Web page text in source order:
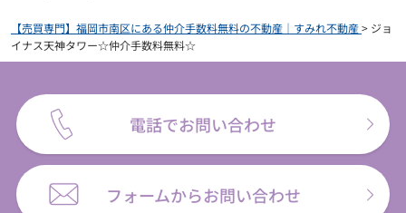
【売買専門】福岡市南区にある仲介手数料無料の不動産｜すみれ不動産> ジョ
イナス天神タワー☆仲介手数料無料☆
電話でお問い合わせ
フォームからお問い合わせ